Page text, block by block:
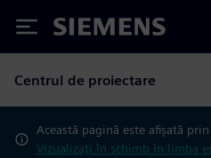
Siemens
Centrul de proiectare
Această pagină este afișată
Vizualizați în schimb în limba